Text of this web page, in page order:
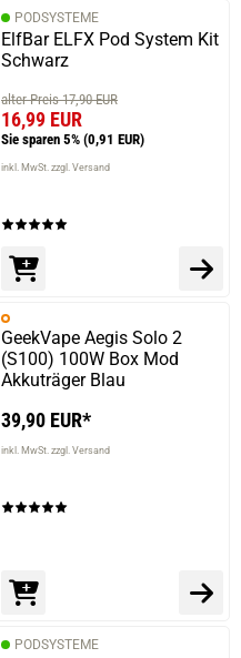
PODSYSTEME
ElfBar ELFX Pod System Kit
Schwarz
alter Preis 17,90 EUR
16,99 EUR
Sie sparen 5% (0,91 EUR)
inkl. MwSt. zzgl. Versand
GeekVape Aegis Solo 2
(S100) 100W Box Mod
Akkuträger Blau
39,90 EUR*
inkl. MwSt. zzgl. Versand
PODSYSTEME